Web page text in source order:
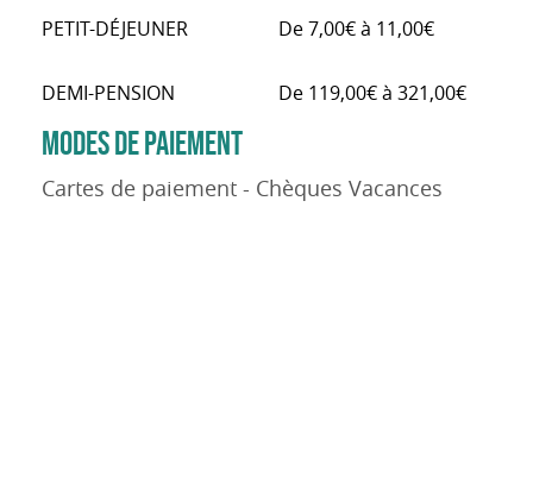
PETIT-DÉJEUNER De 7,00€ à 11,00€
DEMI-PENSION De 119,00€ à 321,00€
MODES DE PAIEMENT
Cartes de paiement - Chèques Vacances